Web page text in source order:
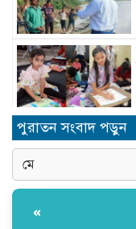
পুরাতন সংবাদ পড়ুন
«